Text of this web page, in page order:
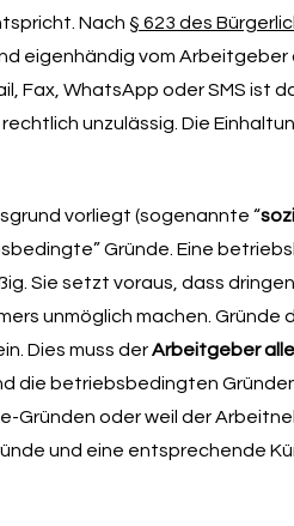
Nach § 623 des
eigenhändig vom Arbeitgeber
Fax, WhatsApp oder SMS ist
unzulässig. Die
vorliegt (sogenannte “
Gründe. Eine
Sie setzt voraus, dass
unmöglich machen. Gründe
Dies muss derArbeitgeber
die betriebsbedingten
oder weil der
und eine entsprechende